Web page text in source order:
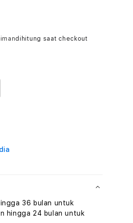
dihitung saat checkout
36 bulan untuk
hingga 24 bulan untuk